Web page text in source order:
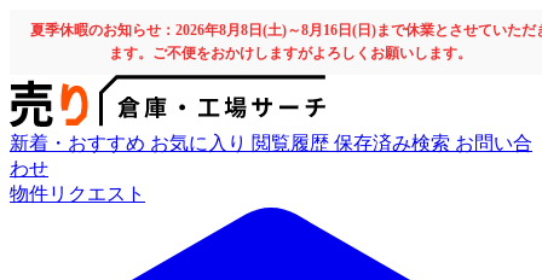
夏季休暇のお知らせ：2026年8月8日(土)～8月16日(日)まで休業とさせていただ
ます。ご不便をおかけしますがよろしくお願いします。
新着・おすすめ お気に入り 閲覧履歴 保存済み検索 お問い合
わせ
物件リクエスト